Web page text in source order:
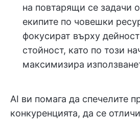
на повтарящи се задачи
екипите по човешки
фокусират върху
стойност, като по този
максимизира
AI ви помага да спечелите
конкуренцията, да се